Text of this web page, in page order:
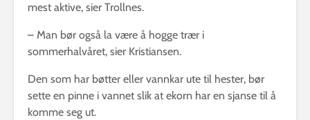
mest aktive, sier Trollnes.
– Man bør også la være å hogge trær i
sommerhalvåret, sier Kristiansen.
Den som har bøtter eller vannkar ute til hester, bør
sette en pinne i vannet slik at ekorn har en sjanse til å
komme seg ut.